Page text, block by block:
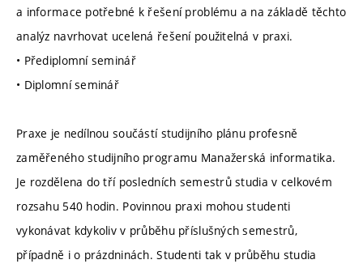
a informace potřebné k řešení problému a na základě těchto
analýz navrhovat ucelená řešení použitelná v praxi.
• Přediplomní seminář
• Diplomní seminář
Praxe je nedílnou součástí studijního plánu profesně
zaměřeného studijního programu Manažerská informatika.
Je rozdělena do tří posledních semestrů studia v celkovém
rozsahu 540 hodin. Povinnou praxi mohou studenti
vykonávat kdykoliv v průběhu příslušných semestrů,
případně i o prázdninách. Studenti tak v průběhu studia